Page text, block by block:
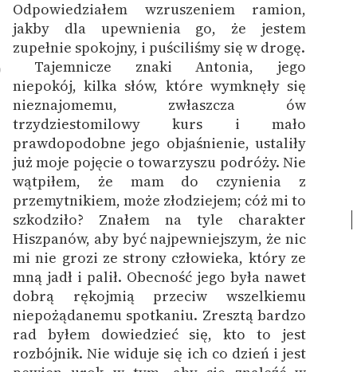
Odpowiedziałem wzruszeniem ramion,
jakby dla upewnienia go, że jestem
zupełnie spokojny, i puściliśmy się w drogę.
Tajemnicze znaki Antonia, jego
niepokój, kilka słów, które wymknęły się
nieznajomemu, zwłaszcza ów
trzydziestomilowy kurs i mało
prawdopodobne jego objaśnienie, ustaliły
już moje pojęcie o towarzyszu podróży. Nie
wątpiłem, że mam do czynienia z
przemytnikiem, może złodziejem; cóż mi to
szkodziło? Znałem na tyle charakter
Hiszpanów, aby być najpewniejszym, że nic
mi nie grozi ze strony człowieka, który ze
mną jadł i palił. Obecność jego była nawet
dobrą rękojmią przeciw wszelkiemu
niepożądanemu spotkaniu. Zresztą bardzo
rad byłem dowiedzieć się, kto to jest
rozbójnik. Nie widuje się ich co dzień i jest